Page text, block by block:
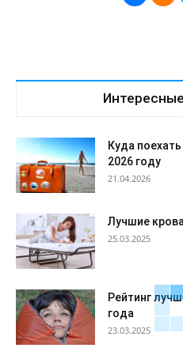
Куда
2026 году
21.04.2026
Лучшие
25.03.2025
Рейтинг
года
23.03.2025